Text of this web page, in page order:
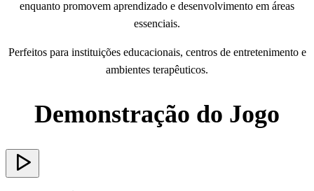
enquanto promovem aprendizado e desenvolvimento em áreas
essenciais.
Perfeitos para instituições educacionais, centros de entretenimento e
ambientes terapêuticos.
Demonstração do Jogo